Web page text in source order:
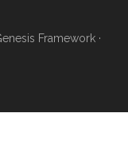
Framework·